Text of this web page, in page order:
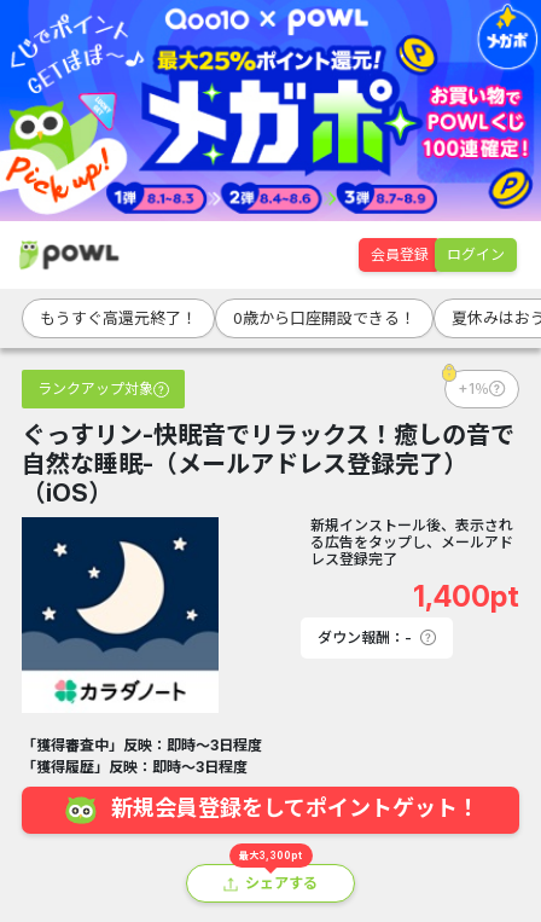
会員登録 ログイン
もうすぐ高還元終了！ 0歳から口座開設できる！ 夏休みはお
ランクアップ対象 +1％
ぐっすリン-快眠音でリラックス！癒しの音で
自然な睡眠-（メールアドレス登録完了）
（iOS）
新規インストール後、表示され
る広告をタップし、メールアド
レス登録完了
1,400pt
ダウン報酬：-
「獲得審査中」反映：即時～3日程度
「獲得履歴」反映：即時～3日程度
新規会員登録をしてポイントゲット！
最大3,300pt
シェアする